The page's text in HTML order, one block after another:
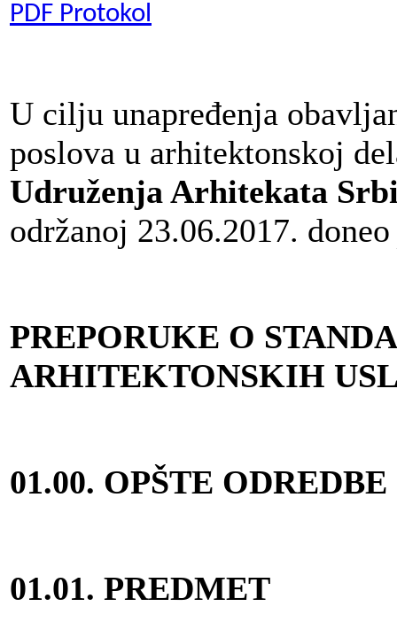
PDF Protokol
U cilju unapređenja
poslova u arhitektonskoj
Udruženja Arhitekata
održanoj 23.06.2017.
PREPORUKE O
ARHITEKTONSKIH
01.00. OPŠTE ODREDBE
01.01. PREDMET